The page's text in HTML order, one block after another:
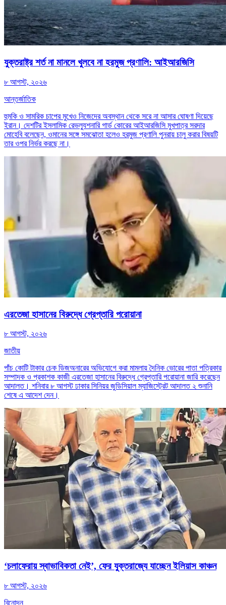
যুক্তরাষ্ট্র শর্ত না মানলে খুলবে না হরমুজ প্রণালি: আইআরজিসি
৮ আগস্ট, ২০২৬
আন্তর্জাতিক
হুমকি ও সামরিক চাপের মুখেও নিজেদের অবস্থান থেকে সরে না আসার ঘোষণা দিয়েছে
ইরান। দেশটির ইসলামিক রেভল্যুশনারি গার্ড কোরের আইআরজিসি মুখপাত্র সরদার
মোহেবি বলেছেন, ওমানের সঙ্গে সমঝোতা হলেও হরমুজ প্রণালি পুনরায় চালু করার বিষয়টি
তার ওপর নির্ভর করছে না।
এরতেজা হাসানের বিরুদ্ধে গ্রেপ্তারি পরোয়ানা
৮ আগস্ট, ২০২৬
জাতীয়
পাঁচ কোটি টাকার চেক ডিজঅনারের অভিযোগে করা মামলায় দৈনিক ভোরের পাতা পত্রিকার
সম্পাদক ও প্রকাশক কাজী এরতেজা হাসানের বিরুদ্ধে গ্রেপ্তারি পরোয়ানা জারি করেছেন
আদালত। শনিবার ৮ আগস্ট ঢাকার সিনিয়র জুডিসিয়াল ম্যাজিস্ট্রেট আদালত ২ শুনানি
শেষে এ আদেশ দেন।
‘চলাফেরায় স্বাভাবিকতা নেই’, ফের যুক্তরাজ্যে যাচ্ছেন ইলিয়াস কাঞ্চন
৮ আগস্ট, ২০২৬
বিনোদন